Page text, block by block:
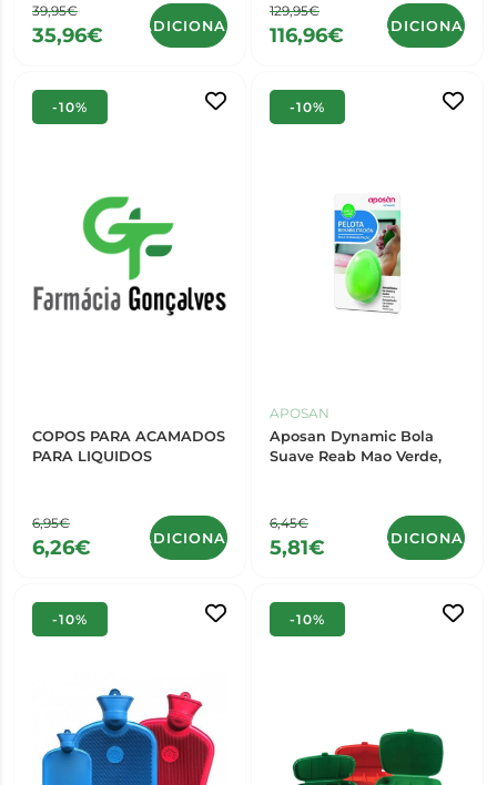
39,95€
35,96€ ADICIONAR
129,95€
116,96€ ADICIONAR
-10%
COPOS PARA ACAMADOS
PARA LIQUIDOS
6,95€
6,26€ ADICIONAR
-10%
APOSAN
Aposan Dynamic Bola
Suave Reab Mao Verde,
6,45€
5,81€ ADICIONAR
-10% -10%